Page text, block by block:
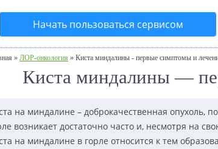
Начать пользоваться сервисом
» ЛОР-онкология » Киста миндалины - первые симптомы и
Киста миндалины —
на миндалине – доброкачественная опухоль,
возникает достаточно часто и, несмотря на
на миндалине в горле относится к тем